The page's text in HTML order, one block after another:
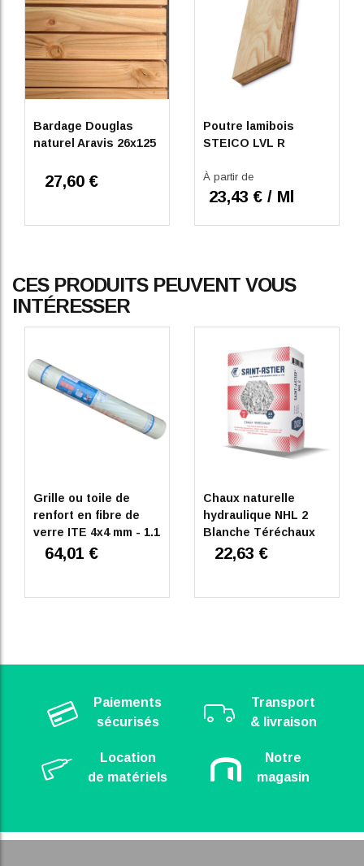
Bardage Douglas
naturel Aravis 26x125
27,60 €
Poutre lamibois
STEICO LVL R
À partir de
23,43 € / Ml
CES PRODUITS PEUVENT VOUS
INTÉRESSER
Grille ou toile de
renfort en fibre de
verre ITE 4x4 mm - 1.1
x 50 m Vertex
64,01 €
Chaux naturelle
hydraulique NHL 2
Blanche Téréchaux
25kg/40l Saint Astier
22,63 €
Paiements
sécurisés
Transport
& livraison
Location
de matériels
Notre
magasin